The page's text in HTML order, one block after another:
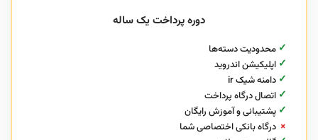
دوره پرداخت یک ساله
✓ محدودیت دسته‌ها
✓ اپلیکیشن اندروید
✓ دامنه شیک ir
✓ اتصال درگاه پرداخت
✓ پشتیبانی و آموزش رایگان
× درگاه بانکی اختصاصی شما